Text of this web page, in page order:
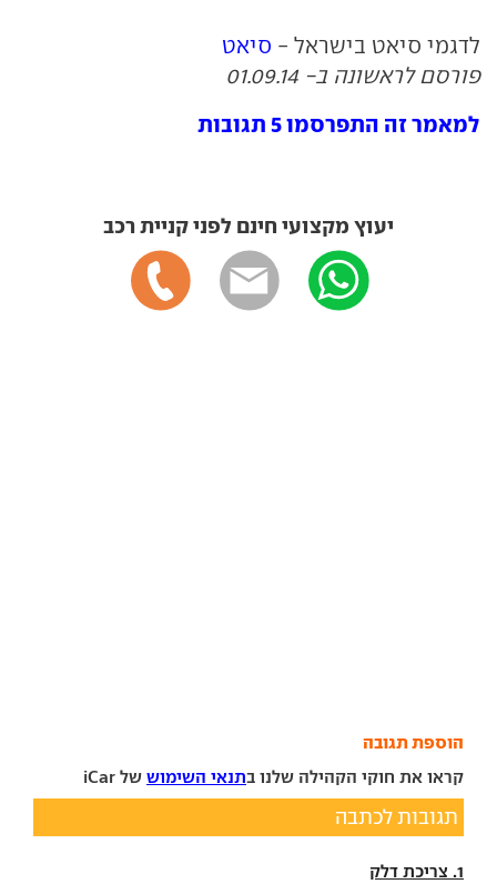
לדגמי סיאט בישראל - סיאט
פורסם לראשונה ב- 01.09.14
למאמר זה התפרסמו 5 תגובות
יעוץ מקצועי חינם לפני קניית רכב
הוספת תגובה
קראו את חוקי הקהילה שלנו בתנאי השימוש של iCar
תגובות לכתבה
1. צריכת דלק